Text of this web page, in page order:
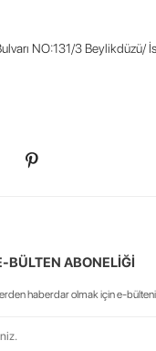
NO:131/3 Beylikdüzü/
BÜLTEN ABONELİĞİ
haberdar olmak için e-